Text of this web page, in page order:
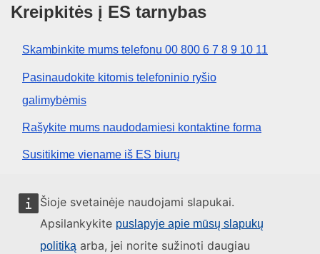
Šioje svetainėje naudojami slapukai.
Apsilankykite puslapyje apie mūsų slapukų
politiką arba, jei norite sužinoti daugiau
Kreipkitės į ES tarnybas
Skambinkite mums telefonu 00 800 6 7 8 9 10 11
Pasinaudokite kitomis telefoninio ryšio
galimybėmis
Rašykite mums naudodamiesi kontaktine forma
Susitikime viename iš ES biurų
Socialiniai tinklai